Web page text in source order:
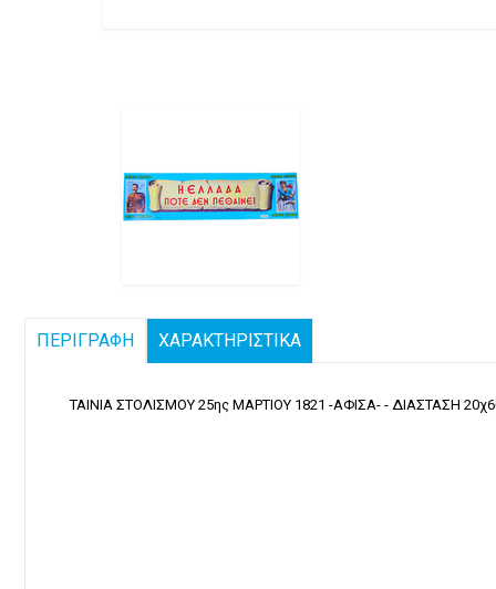
ΠΕΡΙΓΡΑΦΗ ΧΑΡΑΚΤΗΡΙΣΤΙΚΑ
ΤΑΙΝΙΑ ΣΤΟΛΙΣΜΟΥ 25ης ΜΑΡΤΙΟΥ 1821 -ΑΦΙΣΑ- - ΔΙΑΣΤΑΣΗ